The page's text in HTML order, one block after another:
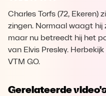
Charles Torfs (72, Ekeren)
zingen. Normaal waagt hij
maar nu betreedt hij het
van Elvis Presley.
VTM GO.
Gerelateerde